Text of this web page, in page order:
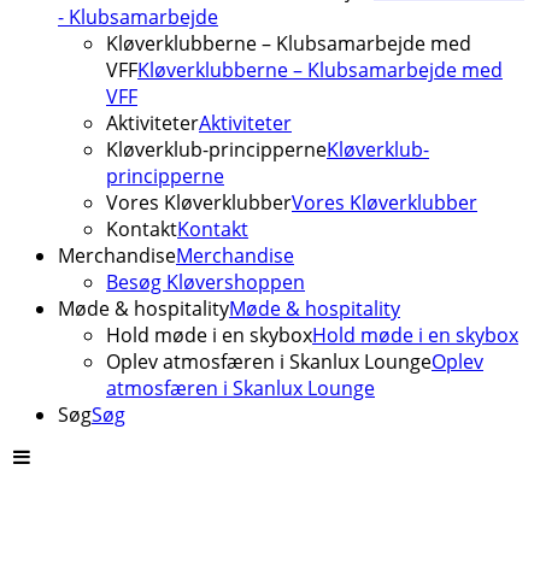
- Klubsamarbejde
Kløverklubberne – Klubsamarbejde med
VFFKløverklubberne – Klubsamarbejde med
VFF
AktiviteterAktiviteter
Kløverklub-principperneKløverklub-
principperne
Vores KløverklubberVores Kløverklubber
KontaktKontakt
MerchandiseMerchandise
Besøg Kløvershoppen
Møde & hospitalityMøde & hospitality
Hold møde i en skyboxHold møde i en skybox
Oplev atmosfæren i Skanlux LoungeOplev
atmosfæren i Skanlux Lounge
SøgSøg